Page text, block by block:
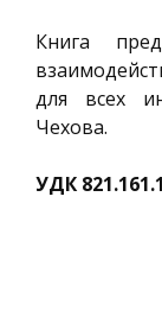
Книга
для всех
Чехова.
УДК 821.161.1